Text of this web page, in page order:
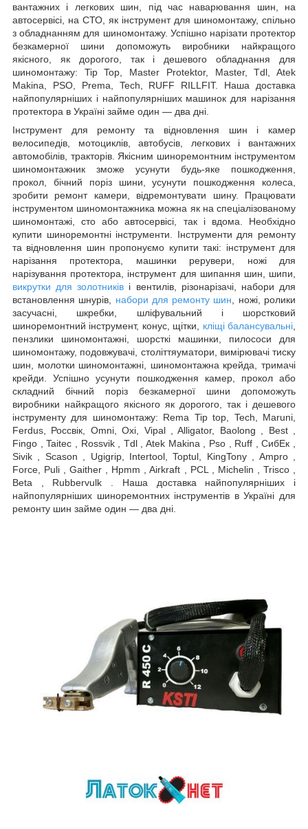
вантажних і легкових шин, під час наварювання шин, на
автосервісі, на СТО, як інструмент для шиномонтажу, спільно
з обладнанням для шиномонтажу. Успішно нарізати протектор
безкамерної шини допоможуть виробники найкращого
якісного, як дорогого, так і дешевого обладнання для
шиномонтажу: Tip Top, Master Protektor, Master, Tdl, Atek
Makina, PSO, Prema, Tech, RUFF RILLFIT. Наша доставка
найпопулярніших і найпопулярніших машинок для нарізання
протектора в Україні займе один — два дні.
Інструмент для ремонту та відновлення шин і камер
велосипедів, мотоциклів, автобусів, легкових і вантажних
автомобілів, тракторів. Якісним шиноремонтним інструментом
шиномонтажник зможе усунути будь-яке пошкодження,
прокол, бічний поріз шини, усунути пошкодження колеса,
зробити ремонт камери, відремонтувати шину. Працювати
інструментом шиномонтажника можна як на спеціалізованому
шиномонтажі, сто або автосервісі, так і вдома. Необхідно
купити шиноремонтні інструменти. Інструменти для ремонту
та відновлення шин пропонуємо купити такі: інструмент для
нарізання протектора, машинки рерувери, ножі для
нарізування протектора, інструмент для шипання шин, шипи,
викрутки для золотників і вентилів, різонарізачі, набори для
встановлення шнурів, набори для ремонту шин , ножі, ролики
засучасні, шкребки, шліфувальний і шорстковий
шиноремонтний інструмент, конус, щітки, кліщі балансувальні
пензлики шиномонтажні, шорсткі машинки, пилососи для
шиномонтажу, подовжувачі, століттяуматори, вимірювачі тиску
шин, молотки шиномонтажні, шиномонтажна крейда, тримачі
крейди. Успішно усунути пошкодження камер, прокол або
складний бічний поріз безкамерної шини допоможуть
виробники найкращого якісного як дорогого, так і дешевого
інструменту для шиномонтажу: Rema Tip top, Tech, Maruni,
Ferdus, Россвік, Omni, Oxi, Vipal , Alligator, Baolong , Best ,
Fingo , Taitec , Rossvik , Tdl , Atek Makina , Pso , Ruff , СибЕк ,
Sivik , Scason , Ugigrip, Intertool, Toptul, KingTony , Ampro ,
Force, Puli , Gaither , Hpmm , Airkraft , PCL , Michelin , Trisco ,
Beta , Rubbervulk . Наша доставка найпопулярніших і
найпопулярніших шиноремонтних інструментів в Україні для
ремонту шин займе один — два дні.